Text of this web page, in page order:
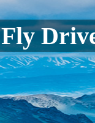
Fly